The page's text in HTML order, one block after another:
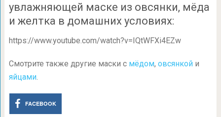
увлажняющей маске из овсянки, мёда
и желтка в домашних условиях:
https://www.youtube.com/watch?v=IQtWFXi4EZw
Смотрите также другие маски с мёдом, овсянкой и
яйцами.
FACEBOOK